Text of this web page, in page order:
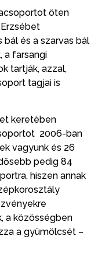
öten
és a szarvas bál
a farsangi
tartják, azzal,
tagjai is
keretében
2006-ban
vagyunk és 26
pedig 84
hiszen annak
a közösségben
a gyümölcsét –